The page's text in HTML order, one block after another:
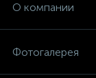
О компании
Фотогалерея